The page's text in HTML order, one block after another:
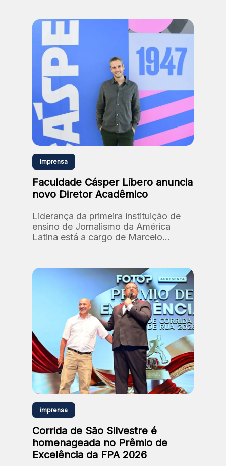
imprensa
Faculdade Cásper Líbero anuncia
novo Diretor Acadêmico
Liderança da primeira instituição de
ensino de Jornalismo da América
Latina está a cargo de Marcelo
imprensa
Corrida de São Silvestre é
homenageada no Prêmio de
Excelência da FPA 2026